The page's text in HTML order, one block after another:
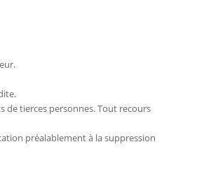
de tierces personnes. Tout recours
préalablement à la suppression